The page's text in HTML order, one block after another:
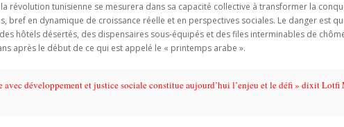
révolution tunisienne se mesurera dans sa capacité collective à transformer la
bref en dynamique de croissance réelle et en perspectives sociales. Le danger est
hôtels désertés, des dispensaires sous-équipés et des files interminables de
après le début de ce qui est appelé le « printemps arabe ».
avec développement et justice sociale constitue aujourd’hui l’enjeu et le défi » dixit